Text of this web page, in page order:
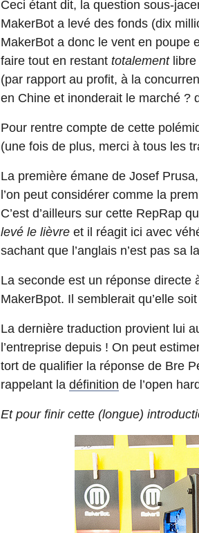
Ceci étant dit, la question sous-
MakerBot a levé des fonds (dix
MakerBot a donc le vent en poupe
faire tout en restant totalementlibre
(par rapport au profit, à la
en Chine et inonderait le marché ?
Pour rentre compte de cette
(une fois de plus, merci à tous les
La première émane de Josef
l’on peut considérer comme la
C’est d’ailleurs sur cette RepRap
levé le lièvreet il réagit ici avec
sachant que l’anglais n’est pas sa
La seconde est un réponse directe
MakerBpot. Il semblerait qu’elle
La dernière traduction provient lui
l’entreprise depuis ! On peut
tort de qualifier la réponse de Bre
rappelant la définition de l’open
Et pour finir cette (longue)